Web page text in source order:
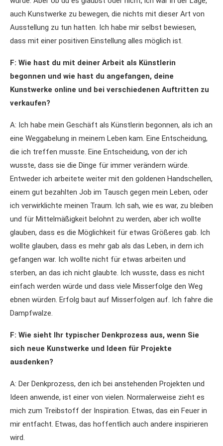
auch Kunstwerke zu bewegen, die nichts mit dieser Art von
Ausstellung zu tun hatten. Ich habe mir selbst bewiesen,
dass mit einer positiven Einstellung alles möglich ist.
F: Wie hast du mit deiner Arbeit als Künstlerin
begonnen und wie hast du angefangen, deine
Kunstwerke online und bei verschiedenen Auftritten zu
verkaufen?
A: Ich habe mein Geschäft als Künstlerin begonnen, als ich an
eine Weggabelung in meinem Leben kam. Eine Entscheidung,
die ich treffen musste. Eine Entscheidung, von der ich
wusste, dass sie die Dinge für immer verändern würde.
Entweder ich arbeitete weiter mit den goldenen Handschellen,
einem gut bezahlten Job im Tausch gegen mein Leben, oder
ich verwirklichte meinen Traum. Ich sah, wie es war, zu bleiben
und für Mittelmäßigkeit belohnt zu werden, aber ich wollte
glauben, dass es die Möglichkeit für etwas Größeres gab. Ich
wollte glauben, dass es mehr gab als das Leben, in dem ich
gefangen war. Ich wollte nicht für etwas arbeiten und
sterben, an das ich nicht glaubte. Ich wusste, dass es nicht
einfach werden würde und dass viele Misserfolge den Weg
ebnen würden. Erfolg baut auf Misserfolgen auf. Ich fahre die
Dampfwalze.
F: Wie sieht Ihr typischer Denkprozess aus, wenn Sie
sich neue Kunstwerke und Ideen für Projekte
ausdenken?
A: Der Denkprozess, den ich bei anstehenden Projekten und
Ideen anwende, ist einer von vielen. Normalerweise zieht es
mich zum Treibstoff der Inspiration. Etwas, das ein Feuer in
mir entfacht. Etwas, das hoffentlich auch andere inspirieren
wird.